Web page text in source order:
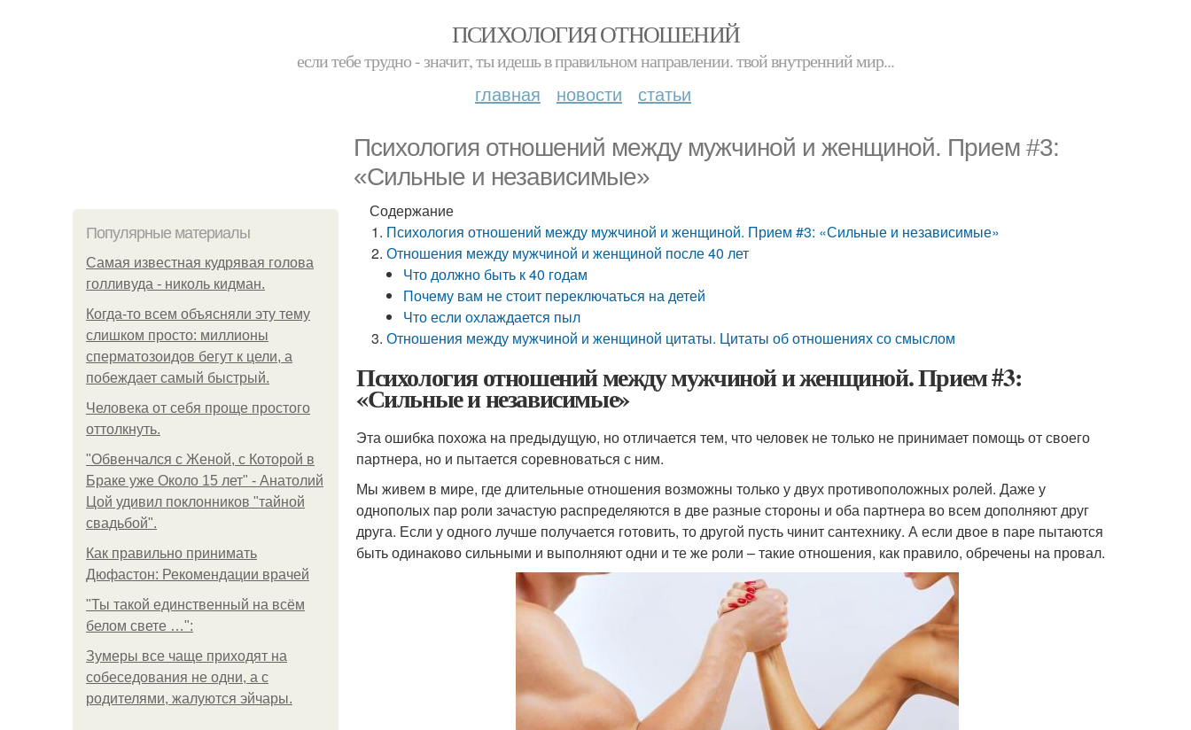
ПСИХОЛОГИЯ ОТНОШЕНИЙ
если тебе трудно - значит, ты идешь в правильном направлении. твой внутренний мир...
главная новости статьи
Психология отношений между мужчиной и женщиной. Прием #3:
«Сильные и независимые»
Популярные материалы
Самая известная кудрявая голова
голливуда - николь кидман.
Когда-то всем объясняли эту тему
слишком просто: миллионы
сперматозоидов бегут к цели, а
побеждает самый быстрый.
Человека от себя проще простого
оттолкнуть.
"Обвенчался с Женой, с Которой в
Браке уже Около 15 лет" - Анатолий
Цой удивил поклонников "тайной
свадьбой".
Как правильно принимать
Дюфастон: Рекомендации врачей
"Ты такой единственный на всём
белом свете …":
Зумеры все чаще приходят на
собеседования не одни, а с
родителями, жалуются эйчары.
Содержание
Психология отношений между мужчиной и женщиной. Прием #3: «Сильные и независимые»
Отношения между мужчиной и женщиной после 40 лет
Что должно быть к 40 годам
Почему вам не стоит переключаться на детей
Что если охлаждается пыл
Отношения между мужчиной и женщиной цитаты. Цитаты об отношениях со смыслом
Психология отношений между мужчиной и женщиной. Прием #3:
«Сильные и независимые»
Эта ошибка похожа на предыдущую, но отличается тем, что человек не только не принимает помощь от своего
партнера, но и пытается соревноваться с ним.
Мы живем в мире, где длительные отношения возможны только у двух противоположных ролей. Даже у
однополых пар роли зачастую распределяются в две разные стороны и оба партнера во всем дополняют друг
друга. Если у одного лучше получается готовить, то другой пусть чинит сантехнику. А если двое в паре пытаются
быть одинаково сильными и выполняют одни и те же роли – такие отношения, как правило, обречены на провал.